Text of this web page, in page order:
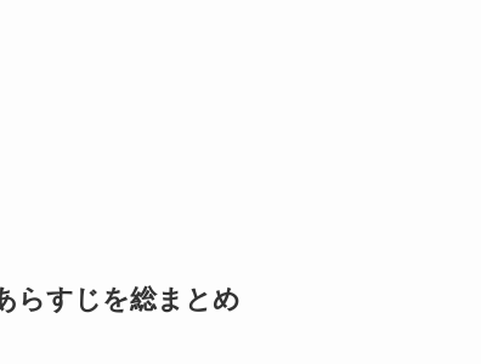
らすじを総まとめ